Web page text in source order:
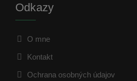
Odkazy
O mne
Kontakt
Ochrana osobných údajov